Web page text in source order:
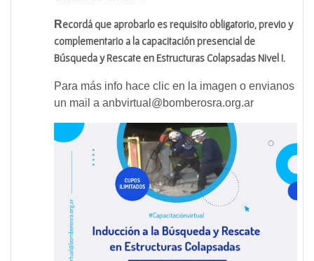
Recordá que aprobarlo es requisito obligatorio, previo y
complementario a la capacitación presencial de
Búsqueda y Rescate en Estructuras Colapsadas Nivel I.
Para más info hace clic en la imagen o envianos
un mail a anbvirtual@bomberosra.org.ar